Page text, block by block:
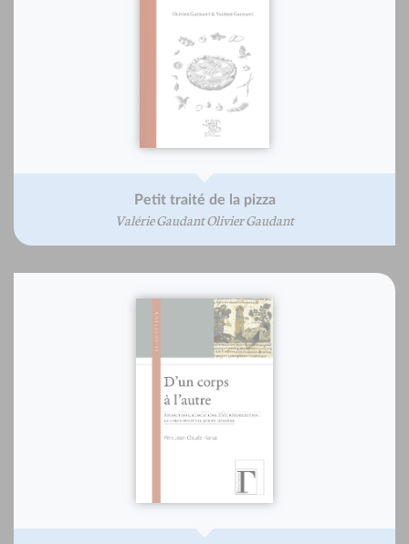
Petit traité de la pizza
Valérie Gaudant Olivier Gaudant